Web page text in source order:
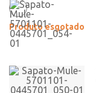
Produto esgotado